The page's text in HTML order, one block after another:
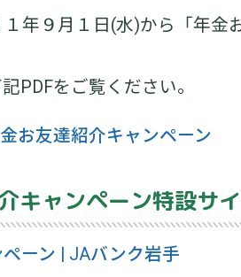
年９月１日(水)から「年金
PDFをご覧ください。
お友達紹介キャンペーン
キャンペーン特設サイ
ーン | JAバンク岩手